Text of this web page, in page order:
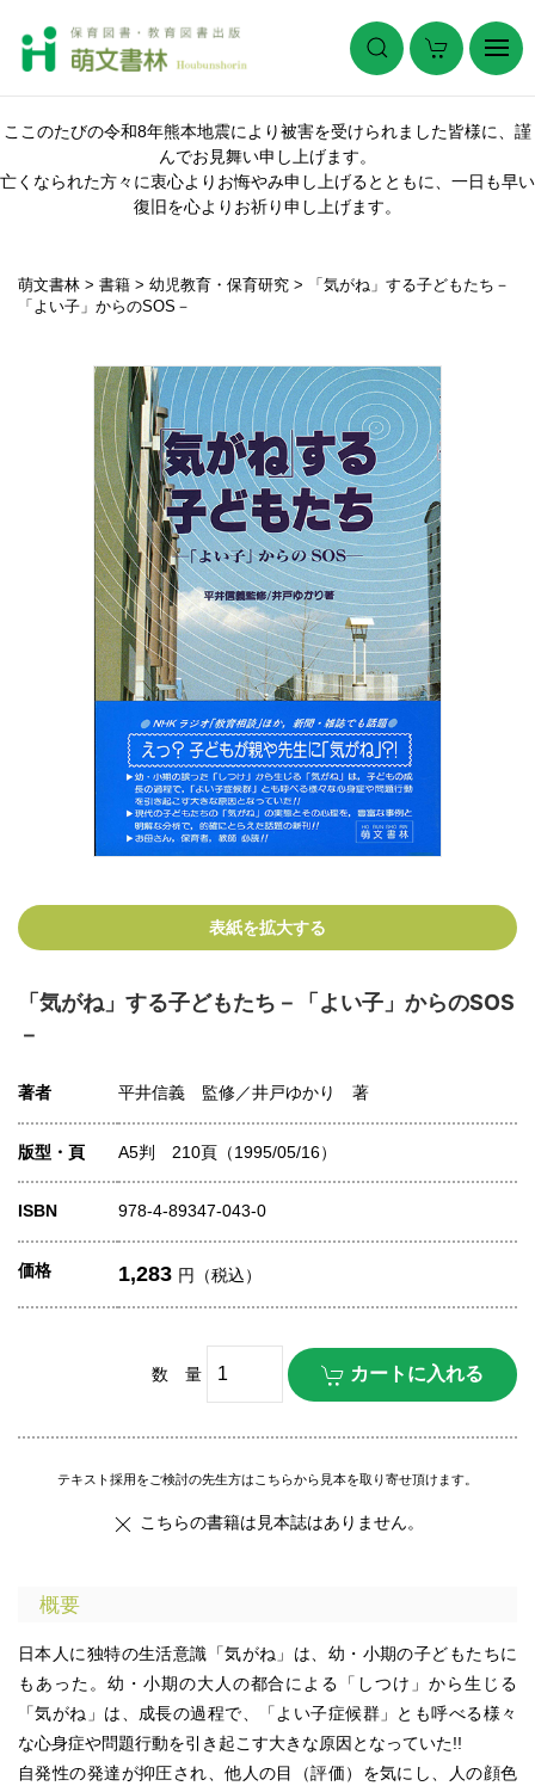
ここのたびの令和8年熊本地震により被害を受けられました皆様に、謹
んでお見舞い申し上げます。
亡くなられた方々に衷心よりお悔やみ申し上げるとともに、一日も早い
復旧を心よりお祈り申し上げます。
萌文書林 > 書籍 > 幼児教育・保育研究 >
「気がね」する子どもたち－
「よい子」からのSOS－
表紙を拡大する
「気がね」する子どもたち－「よい子」からのSOS
－
著者 平井信義 監修／井戸ゆかり 著
版型・頁 A5判 210頁（1995/05/16）
ISBN 978-4-89347-043-0
価格 1,283 円（税込）
数 量
テキスト採用をご検討の先生方はこちらから見本を取り寄せ頂けます。
こちらの書籍は見本誌はありません。
概要
日本人に独特の生活意識「気がね」は、幼・小期の子どもたちに
もあった。幼・小期の大人の都合による「しつけ」から生じる
「気がね」は、成長の過程で、「よい子症候群」とも呼べる様々
な心身症や問題行動を引き起こす大きな原因となっていた!!
自発性の発達が抑圧され、他人の目（評価）を気にし、人の顔色